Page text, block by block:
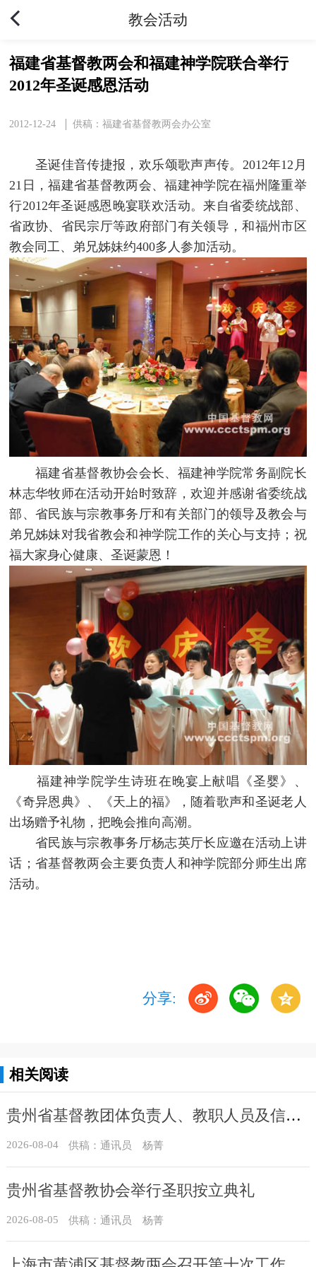
教会活动
福建省基督教两会和福建神学院联合举行
2012年圣诞感恩活动
2012-12-24 供稿：福建省基督教两会办公室
圣诞佳音传捷报，欢乐颂歌声声传。2012年12月
21日，福建省基督教两会、福建神学院在福州隆重举
行2012年圣诞感恩晚宴联欢活动。来自省委统战部、
省政协、省民宗厅等政府部门有关领导，和福州市区
教会同工、弟兄姊妹约400多人参加活动。
福建省基督教协会会长、福建神学院常务副院长
林志华牧师在活动开始时致辞，欢迎并感谢省委统战
部、省民族与宗教事务厅和有关部门的领导及教会与
弟兄姊妹对我省教会和神学院工作的关心与支持；祝
福大家身心健康、圣诞蒙恩！
福建神学院学生诗班在晚宴上献唱《圣婴》、
《奇异恩典》、《天上的福》，随着歌声和圣诞老人
出场赠予礼物，把晚会推向高潮。
省民族与宗教事务厅杨志英厅长应邀在活动上讲
话；省基督教两会主要负责人和神学院部分师生出席
活动。
分享:
相关阅读
贵州省基督教团体负责人、教职人员及信众骨干培训班在贵州圣经学校举办
2026-08-04 供稿：通讯员 杨菁
贵州省基督教协会举行圣职按立典礼
2026-08-05 供稿：通讯员 杨菁